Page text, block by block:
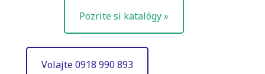
Pozrite si katalógy »
Volajte 0918 990 893